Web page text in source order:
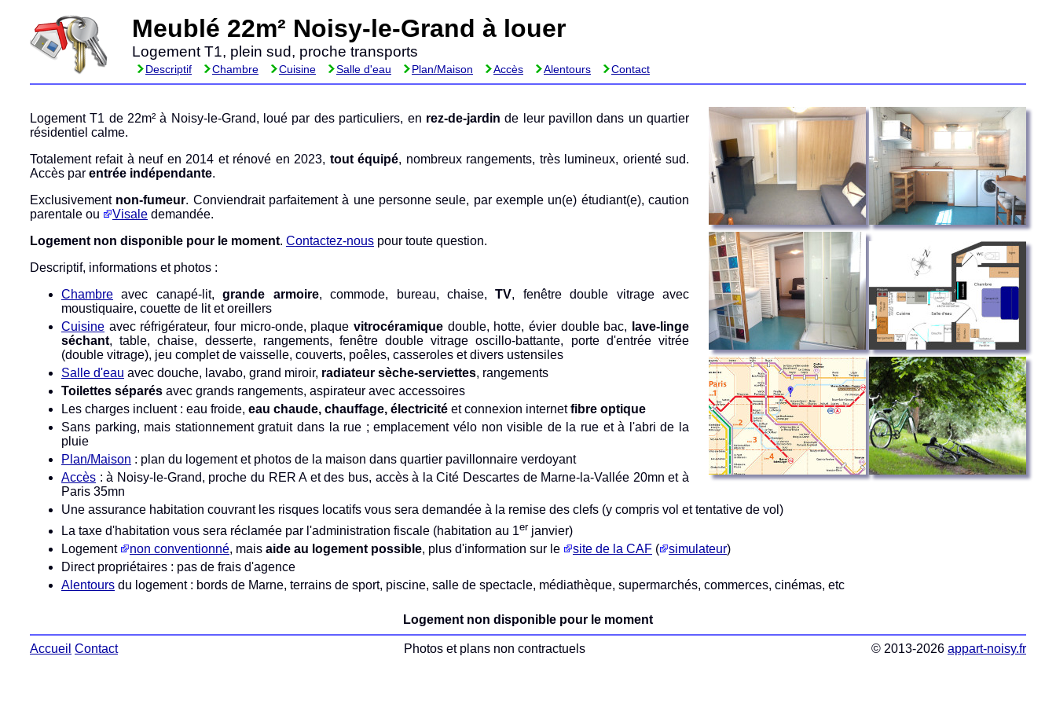
Meublé 22m² Noisy-le-Grand à louer
Logement T1, plein sud, proche transports
Descriptif Chambre Cuisine Salle d'eau Plan/Maison Accès Alentours Contact
Logement T1 de 22m² à Noisy-le-Grand, loué par des particuliers, en rez-de-jardin de leur pavillon dans un quartier
résidentiel calme.
Totalement refait à neuf en 2014 et rénové en 2023, tout équipé, nombreux rangements, très lumineux, orienté sud.
Accès par entrée indépendante.
Exclusivement non-fumeur. Conviendrait parfaitement à une personne seule, par exemple un(e) étudiant(e), caution
parentale ou
Visale demandée.
Logement non disponible pour le moment. Contactez-nous pour toute question.
Descriptif, informations et photos :
Chambre avec canapé-lit,grande armoire, commode, bureau, chaise,TV, fenêtre double vitrage avec
moustiquaire, couette de lit et oreillers
Cuisine avec réfrigérateur, four micro-onde, plaque vitrocéramique double, hotte, évier double bac,
lave-linge
séchant, table, chaise, desserte, rangements, fenêtre double vitrage oscillo-battante, porte d'entrée vitrée
(double vitrage), jeu complet de vaisselle, couverts, poêles, casseroles et divers ustensiles
Salle d'eau avec douche, lavabo, grand miroir, radiateur sèche-serviettes, rangements
Toilettes séparés avec grands rangements, aspirateur avec accessoires
Les charges incluent : eau froide, eau chaude, chauffage, électricité et connexion internetfibre optique
Sans parking, mais stationnement gratuit dans la rue ; emplacement vélo non visible de la rue et à l'abri de la
pluie
Plan/Maison : plan du logement et photos de la maison dans quartier pavillonnaire verdoyant
Accès : à Noisy-le-Grand, proche du RER A et des bus, accès à la Cité Descartes de Marne-la-Vallée 20mn et à
Paris 35mn
Une assurance habitation couvrant les risques locatifs vous sera demandée à la remise des clefs (y compris vol et tentative de vol)
La taxe d'habitation vous sera réclamée par l'administration fiscale (habitation au 1er janvier)
Logement
non conventionné, mais aide au logement possible, plus d'information sur le site de la CAF ( simulateur)
Direct propriétaires : pas de frais d'agence
Alentours du logement : bords de Marne, terrains de sport, piscine, salle de spectacle, médiathèque, supermarchés, commerces, cinémas, etc
Logement non disponible pour le moment
Photos et plans non contractuels
Accueil Contact © 2013-2026 appart-noisy.fr